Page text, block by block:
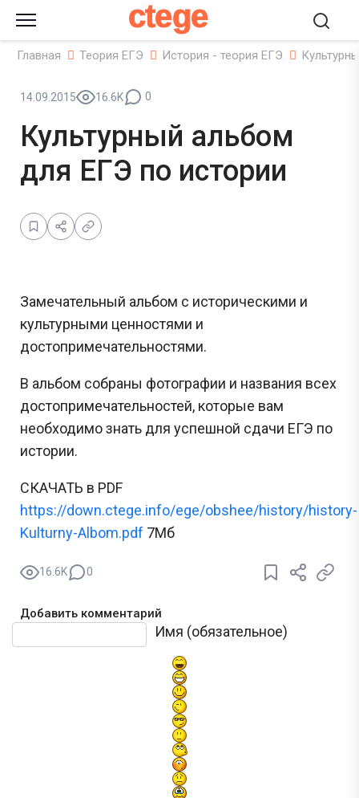
ctege
Главная Теория ЕГЭ История - теория ЕГЭ
14.09.2015 16.6K 0
Культурный альбом
для ЕГЭ по истории
Замечательный альбом с историческими и
культурными ценностями и
достопримечательностями.
В альбом собраны фотографии и названия всех
достопримечательностей, которые вам
необходимо знать для успешной сдачи ЕГЭ по
истории.
СКАЧАТЬ в PDF
https://down.ctege.info/ege/obshee/history/history-
Kulturny-Albom.pdf 7Мб
16.6K 0
Добавить комментарий
Имя (обязательное)